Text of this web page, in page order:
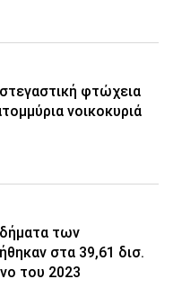
φτώχεια
νοικοκυριά
των
στα 39,61 δισ.
του 2023